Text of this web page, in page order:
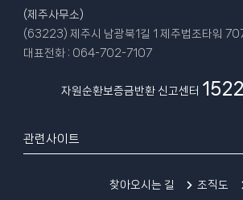
(제주사무소)
(63223) 제주시 남광북1길 1 제주법조타워
대표전화 : 064-702-7107
자원순환보증금반환 신고센터
관련사이트
찾아오시는 길 조직도